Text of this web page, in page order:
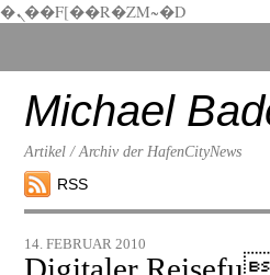
�ܢ��F[��R�ZM~�D
down
contentMichael
Artikel / Archiv der HafenCityNews
RSS
14. FEBRUAR 2010